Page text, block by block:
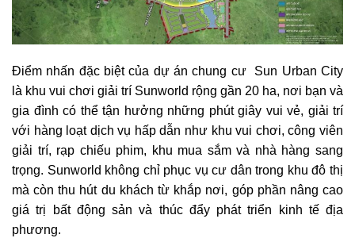
Điểm nhấn đặc biệt của dự án chung cư Sun Urban City
là khu vui chơi giải trí Sunworld rộng gần 20 ha, nơi bạn và
gia đình có thể tận hưởng những phút giây vui vẻ, giải trí
với hàng loạt dịch vụ hấp dẫn như khu vui chơi, công viên
giải trí, rạp chiếu phim, khu mua sắm và nhà hàng sang
trọng. Sunworld không chỉ phục vụ cư dân trong khu đô thị
mà còn thu hút du khách từ khắp nơi, góp phần nâng cao
giá trị bất động sản và thúc đẩy phát triển kinh tế địa
phương.